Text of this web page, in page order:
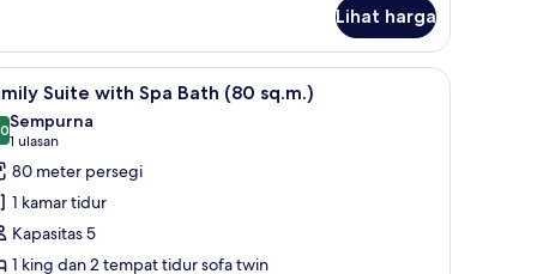
Lihat harga
kerja ramah laptop Family Suite with Spa Bath (80 sq.m.) |
7 Suite with Spa Bath (80 sq.m.)
dari 10
Sempurna
1 ulasan
(1
ulasan)
80 meter persegi
1 kamar tidur
Kapasitas 5
1 king dan 2 tempat tidur sofa twin